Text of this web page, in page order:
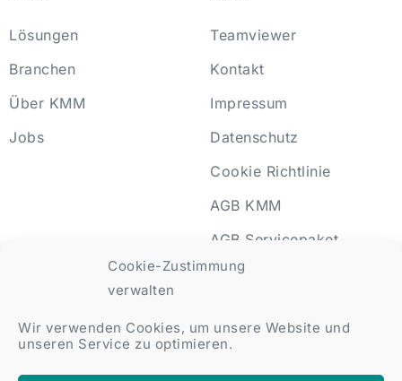
Cookie-Zustimmung
verwalten
Wir verwenden Cookies, um unsere Website und
unseren Service zu optimieren.
Lösungen
Branchen
Über KMM
Jobs
Teamviewer
Kontakt
Impressum
Datenschutz
Cookie Richtlinie
AGB KMM
AGB Servicepaket
KMM 2025 © All rights reserved